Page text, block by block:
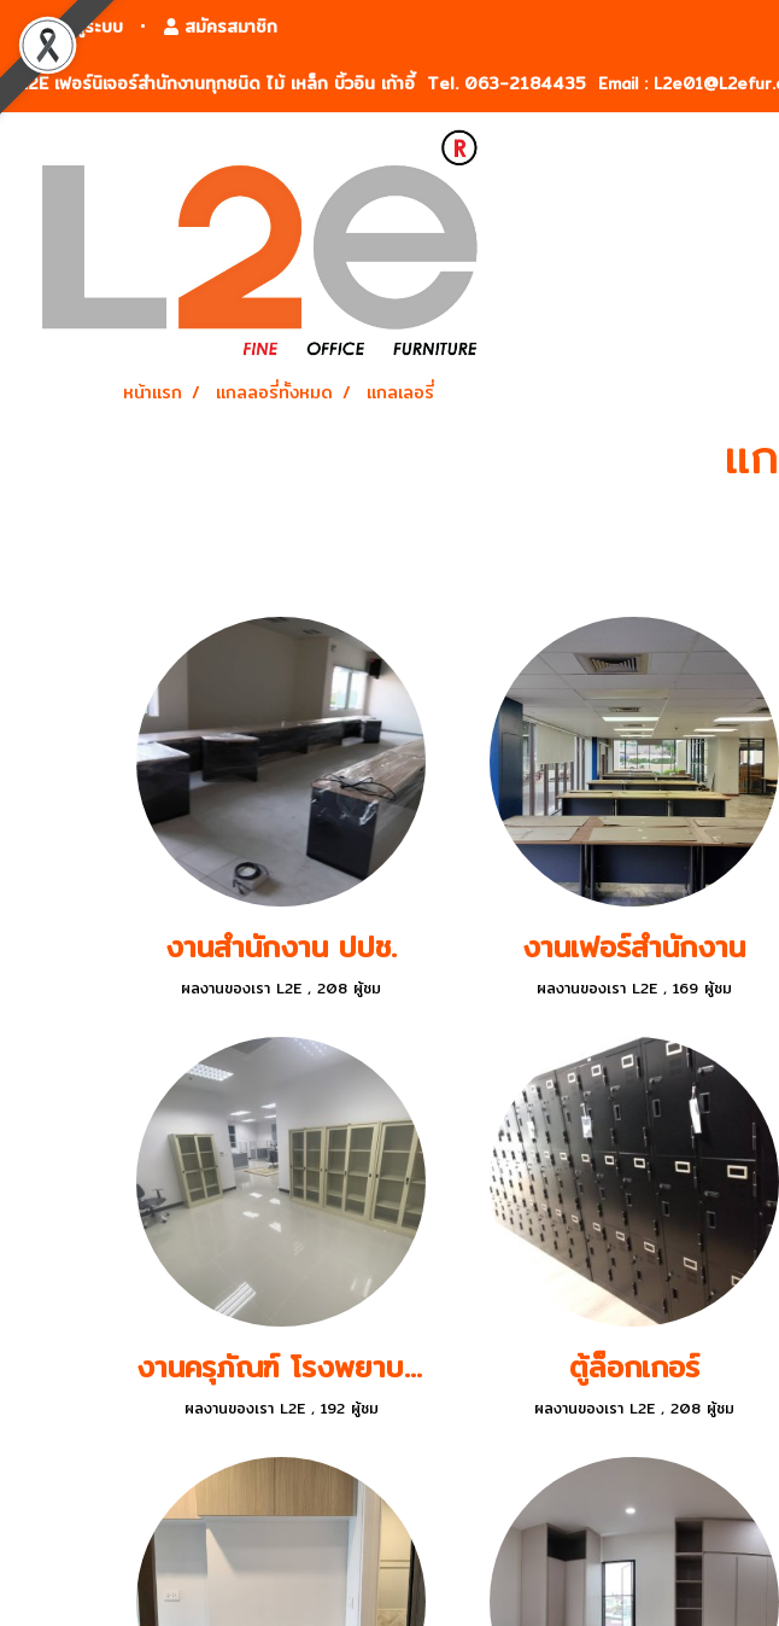
เข้าสู่ระบบ สมัครสมาชิก
L2E เฟอร์นิเจอร์สำนักงานทุกชนิด ไม้ เหล็ก บิ้วอิน เก้าอี้ Tel. 063-2184435 Email :
หน้าแรก แกลลอรี่ทั้งหมด แกลเลอรี่
แ
งานสำนักงาน ปปช.
ผลงานของเรา L2E ,208 ผู้ชม
งานเฟอร์สำนักงาน
ผลงานของเรา L2E, 169 ผู้ชม
งานครุภัณฑ์ โรงพยาบาล
ผลงานของเรา L2E, 192 ผู้ชม
ตู้ล็อกเกอร์
ผลงานของเรา L2E, 208 ผู้ชม